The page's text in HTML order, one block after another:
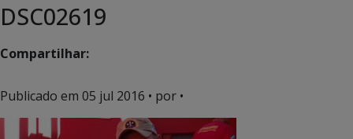
DSC02619
Compartilhar:
Publicado em 05 jul 2016 • por •